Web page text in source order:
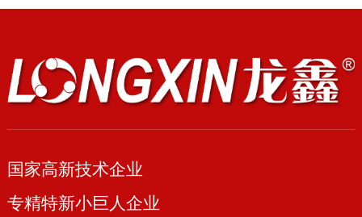
国家高新技术企业
专精特新小巨人企业